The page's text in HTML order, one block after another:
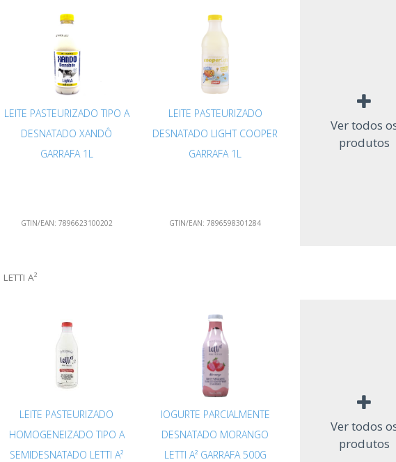
LEITE PASTEURIZADO TIPO A
DESNATADO XANDÔ
GARRAFA 1L
GTIN/EAN: 7896623100202
LEITE PASTEURIZADO
DESNATADO LIGHT COOPER
GARRAFA 1L
GTIN/EAN: 7896598301284
Ver todos
produtos
LETTI A²
LEITE PASTEURIZADO
HOMOGENEIZADO TIPO A
SEMIDESNATADO LETTI A²
IOGURTE PARCIALMENTE
DESNATADO MORANGO
LETTI A² GARRAFA 500G
Ver todos
produtos